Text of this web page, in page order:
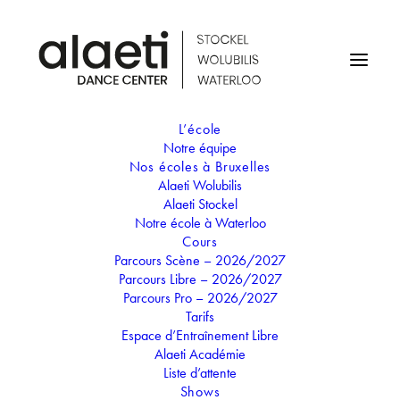
L’école
Notre équipe
Nos écoles à Bruxelles
Alaeti Wolubilis
Alaeti Stockel
Notre école à Waterloo
Cours
Parcours Scène – 2026/2027
Parcours Libre – 2026/2027
Parcours Pro – 2026/2027
Tarifs
Espace d’Entraînement Libre
Alaeti Académie
Liste d’attente
Shows
Emma Poupin
Emma est une jeune étudiante en droit de 21 ans,
passionnée de danse depuis son plus jeune âge. Elle a
débuté la danse Classique et Modern Jazz à seulement trois